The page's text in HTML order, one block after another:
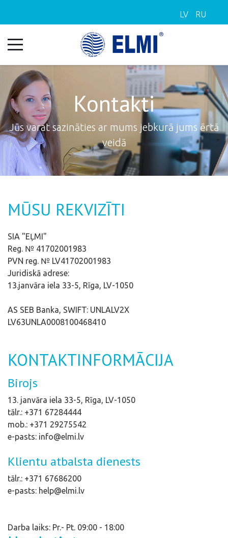
LV RU
Kontakti
Jūs varat sazināties ar mums jebkurā jums ērtā
veidā
MŪSU REKVIZĪTI
SIA "EĻMI"
Reg. № 41702001983
PVN reg. № LV41702001983
Juridiskā adrese:
13.janvāra iela 33-5, Rīga, LV-1050
AS SEB Banka, SWIFT: UNLALV2X
LV63UNLA0008100468410
KONTAKTINFORMĀCIJA
Birojs
13. janvāra iela 33-5, Rīga, LV-1050
tālr.: +371 67284444
mob.: +371 29275542
e-pasts: info@elmi.lv
Klientu atbalsta dienests
tālr.: +371 67686200
e-pasts: help@elmi.lv
Darba laiks: Pr.- Pt. 09:00 - 18:00